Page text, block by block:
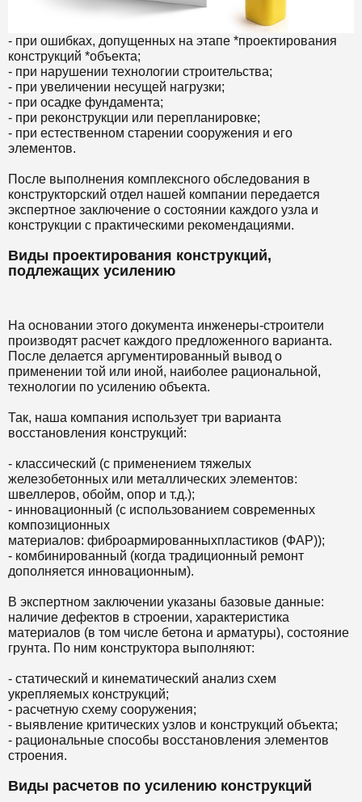
- при ошибках, допущенных на этапе *проектирования
конструкций *объекта;
- при нарушении технологии строительства;
- при увеличении несущей нагрузки;
- при осадке фундамента;
- при реконструкции или перепланировке;
- при естественном старении сооружения и его
элементов.
После выполнения комплексного обследования в
конструкторский отдел нашей компании передается
экспертное заключение о состоянии каждого узла и
конструкции с практическими рекомендациями.
Виды проектирования конструкций,
подлежащих усилению
На основании этого документа инженеры-строители
производят расчет каждого предложенного варианта.
После делается аргументированный вывод о
применении той или иной, наиболее рациональной,
технологии по усилению объекта.
Так, наша компания использует три варианта
восстановления конструкций:
- классический (с применением тяжелых
железобетонных или металлических элементов:
швеллеров, обойм, опор и т.д.);
- инновационный (с использованием современных
композиционных
материалов: фиброармированныхпластиков (ФАР));
- комбинированный (когда традиционный ремонт
дополняется инновационным).
В экспертном заключении указаны базовые данные:
наличие дефектов в строении, характеристика
материалов (в том числе бетона и арматуры), состояние
грунта. По ним конструктора выполняют:
- статический и кинематический анализ схем
укрепляемых конструкций;
- расчетную схему сооружения;
- выявление критических узлов и конструкций объекта;
- рациональные способы восстановления элементов
строения.
Виды расчетов по усилению конструкций